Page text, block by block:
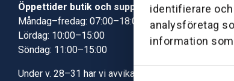
identifierare
analysföretag
information
Samtyckesval
Öppettider butik och support
Måndag–fredag: 07:00–18:00
Lördag: 10:00–15:00
Söndag: 11:00–15:00
Under v. 28–31 har vi avvikande öppettider
Butik
Butik
Boka